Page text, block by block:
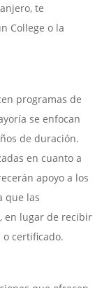
te
College o la
programas de
se enfocan
de duración.
en cuanto a
apoyo a los
que las
en lugar de recibir
certificado.